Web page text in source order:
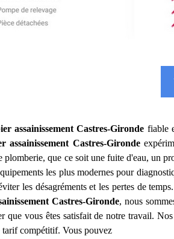
assainissement Castres-Gironde fiable
assainissement Castres-Gironde
plomberie, que ce soit une fuite d'eau, un
les plus modernes pour
les désagréments et les pertes de
Castres-Gironde, nous
que vous êtes satisfait de notre travail.
tarif compétitif. Vous pouvez